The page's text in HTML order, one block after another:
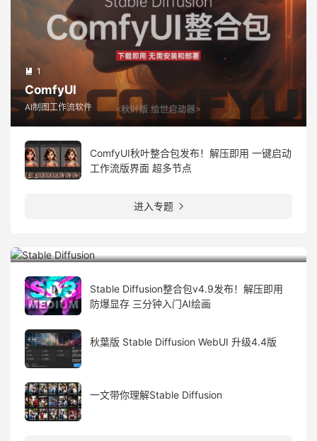
 1
ComfyUI
AI制图工作流软件
ComfyUI秋叶整合包发布！解压即用 一键启动
工作流版界面 超多节点
进入专题 
Stable Diffusion整合包v4.9发布！解压即用
防爆显存 三分钟入门AI绘画
秋葉版 Stable Diffusion WebUI 升级4.4版
一文带你理解Stable Diffusion